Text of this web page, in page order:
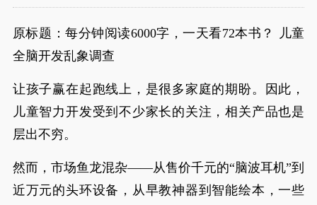
原标题：每分钟阅读6000字，一天看72本书？ 儿童
全脑开发乱象调查
让孩子赢在起跑线上，是很多家庭的期盼。因此，
儿童智力开发受到不少家长的关注，相关产品也是
层出不穷。
然而，市场鱼龙混杂——从售价千元的“脑波耳机”到
近万元的头环设备，从早教神器到智能绘本，一些